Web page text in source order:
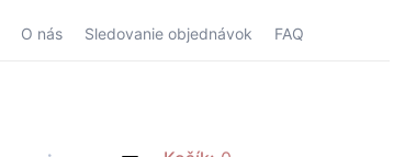
O nás Sledovanie objednávok FAQ